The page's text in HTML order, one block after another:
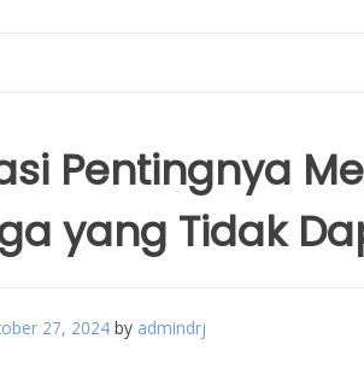
Pentingnya
yang Tidak
27, 2024 by admindrj